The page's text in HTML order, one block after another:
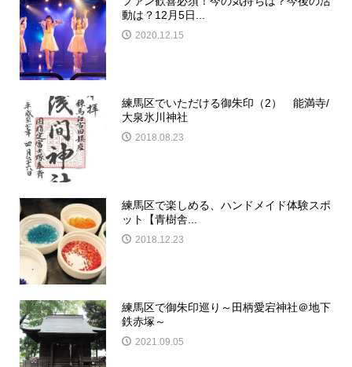
動は？12月5日...
2020.12.15
練馬区でいただける御朱印（2） 能満寺/
大泉氷川神社
2018.08.23
練馬区で楽しめる、ハンドメイド体験スポ
ット【青樹舎...
2018.12.23
練馬区で御朱印巡り～田柄愛宕神社＠地下
鉄赤塚～
2021.09.05